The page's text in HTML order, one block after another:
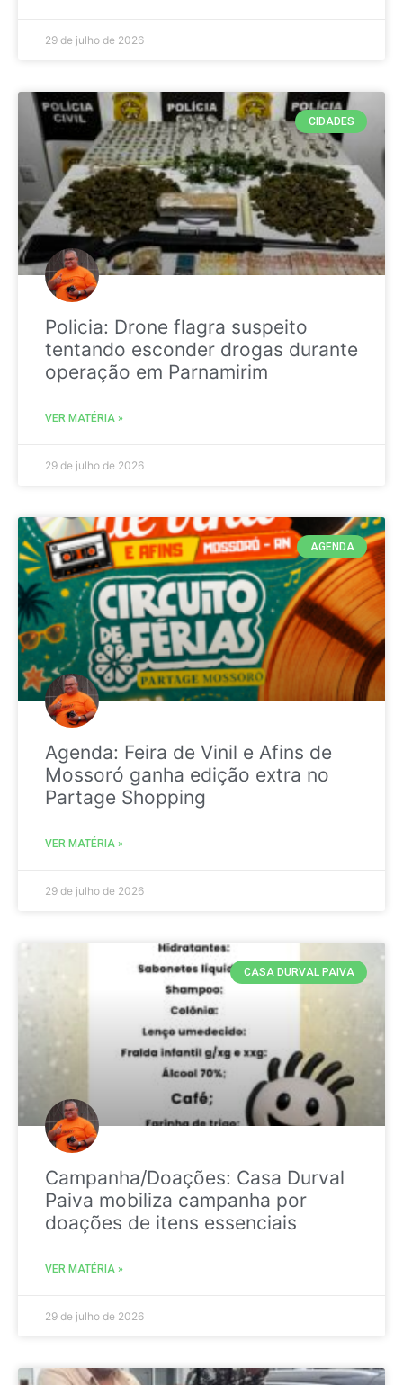
29 de julho de 2026
CIDADES
Policia: Drone flagra suspeito
tentando esconder drogas durante
operação em Parnamirim
VER MATÉRIA »
29 de julho de 2026
AGENDA
Agenda: Feira de Vinil e Afins de
Mossoró ganha edição extra no
Partage Shopping
VER MATÉRIA »
29 de julho de 2026
CASA DURVAL PAIVA
Campanha/Doações: Casa Durval
Paiva mobiliza campanha por
doações de itens essenciais
VER MATÉRIA »
29 de julho de 2026